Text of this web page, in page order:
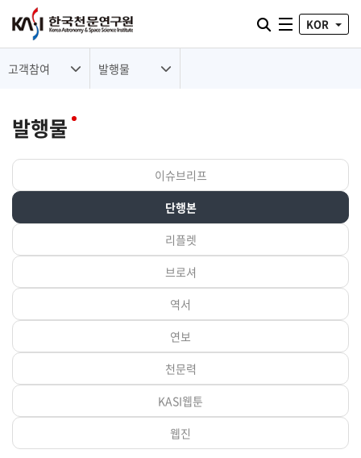
통합검색 열기
전체메뉴
KOR
고객참여 발행물
발행물
이슈브리프
단행본
리플렛
브로셔
역서
연보
천문력
KASI웹툰
웹진